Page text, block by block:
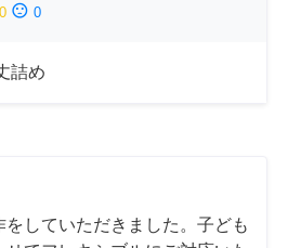
0 sentiment_dissatisfied 0
詰め
していただきました。子ども